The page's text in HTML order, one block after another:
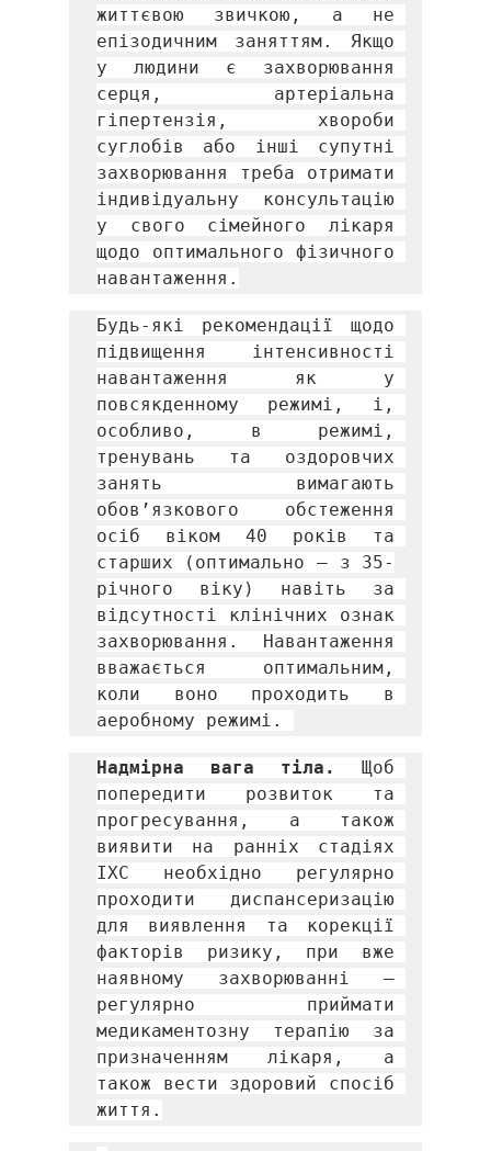
життєвою звичкою, а не
епізодичним заняттям. Якщо
у людини є захворювання
серця, артеріальна
гіпертензія, хвороби
суглобів або інші супутні
захворювання треба отримати
індивідуальну консультацію
у свого сімейного лікаря
щодо оптимального фізичного
навантаження.
Будь-які рекомендації щодо
підвищення інтенсивності
навантаження як у
повсякденному режимі, і,
особливо, в режимі,
тренувань та оздоровчих
занять вимагають
обов’язкового обстеження
осіб віком 40 років та
старших (оптимально – з 35-
річного віку) навіть за
відсутності клінічних ознак
захворювання. Навантаження
вважається оптимальним,
коли воно проходить в
аеробному режимі.
Надмірна вага тіла. Щоб
попередити розвиток та
прогресування, а також
виявити на ранніх стадіях
ІХС необхідно регулярно
проходити диспансеризацію
для виявлення та корекції
факторів ризику, при вже
наявному захворюванні –
регулярно приймати
медикаментозну терапію за
призначенням лікаря, а
також вести здоровий спосіб
життя.